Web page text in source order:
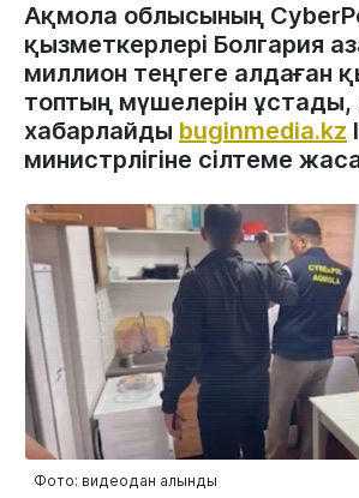
Ақмола облысының CyberPol
қызметкерлері Болгария
миллион теңгеге алдаған
топтың мүшелерін ұстады,
хабарлайды buginmedia.kz
министрлігіне сілтеме
Фото: видеодан алынды